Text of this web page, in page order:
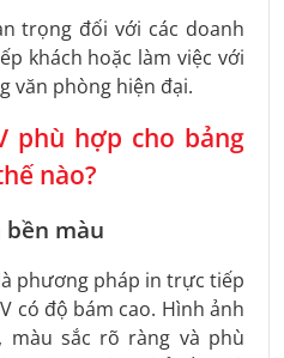
trọng đối với các doanh
khách hoặc làm việc với
văn phòng hiện đại.
phù hợp cho bảng
nào?
bền màu
phương pháp in trực tiếp
có độ bám cao. Hình ảnh
màu sắc rõ ràng và phù